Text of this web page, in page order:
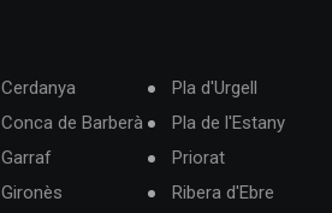
Cerdanya
Conca de Barberà
Garraf
Gironès
Pla d'Urgell
Pla de l'Estany
Priorat
Ribera d'Ebre